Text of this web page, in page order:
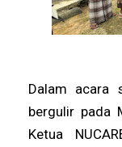
Dalam acara
bergulir pada
Ketua